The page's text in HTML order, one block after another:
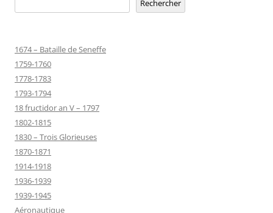
Rechercher
1674 – Bataille de Seneffe
1759-1760
1778-1783
1793-1794
18 fructidor an V – 1797
1802-1815
1830 – Trois Glorieuses
1870-1871
1914-1918
1936-1939
1939-1945
Aéronautique